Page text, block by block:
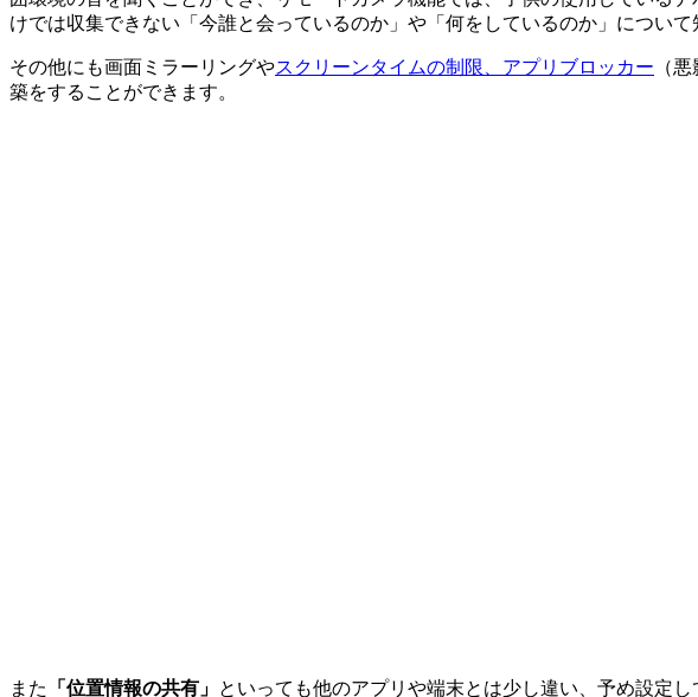
けでは収集できない「今誰と会っているのか」や「何をしているのか」につい
その他にも画面ミラーリングやスクリーンタイムの制限、アプリブロッカー （
築をすることができます。
また 「位置情報の共有」 といっても他のアプリや端末とは少し違い、予め設定